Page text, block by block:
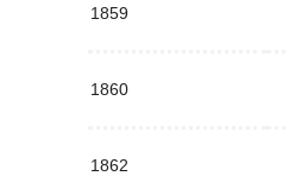
1859
1860
1862